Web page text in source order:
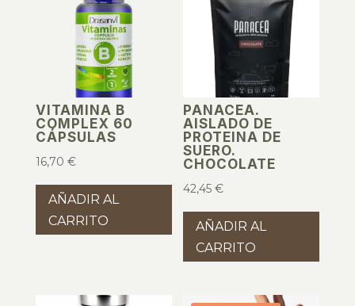
VITAMINA B
COMPLEX 60
CÁPSULAS
16,70 €
AÑADIR AL
CARRITO
PANACEA.
AISLADO DE
PROTEINA DE
SUERO.
CHOCOLATE
42,45€
AÑADIR AL
CARRITO